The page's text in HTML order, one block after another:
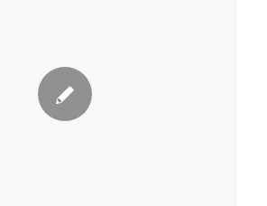
posé ses couleurs sur la plage